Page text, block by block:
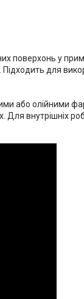
поверхонь у
Підходить для
або олійними
внутрішніх